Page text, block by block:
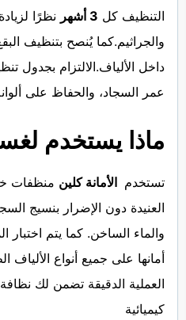
التنظيف كل 3 أشهر
نظرًا
والجراثيم.كما يُنصح بتنظيف
داخل الألياف.الالتزام بجدول
عمر السجاد، والحفاظ على
ماذا يستخدم
تستخدم الأمانة كلين منظفات
العنيدة دون الإضرار بنسيج
والماء الساخن. كما يتم
أمانها على جميع أنواع الألياف
العملية الدقيقة تضمن لك
كيميائية